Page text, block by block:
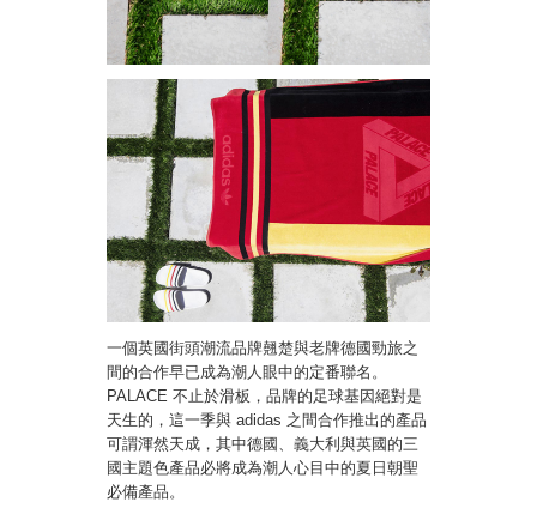
一個英國街頭潮流品牌翹楚與老牌德國勁旅之
間的合作早已成為潮人眼中的定番聯名。
PALACE 不止於滑板，品牌的足球基因絕對是
天生的，這一季與 adidas 之間合作推出的產品
可謂渾然天成，其中德國、義大利與英國的三
國主題色產品必將成為潮人心目中的夏日朝聖
必備產品。